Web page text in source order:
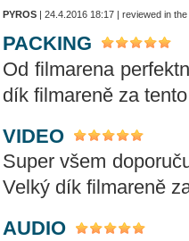
PYROS | 24.4.2016 18:17 | reviewed in
PACKING
Od filmarena
dík filmareně za
VIDEO
Super všem
Velký dík filmareně
AUDIO